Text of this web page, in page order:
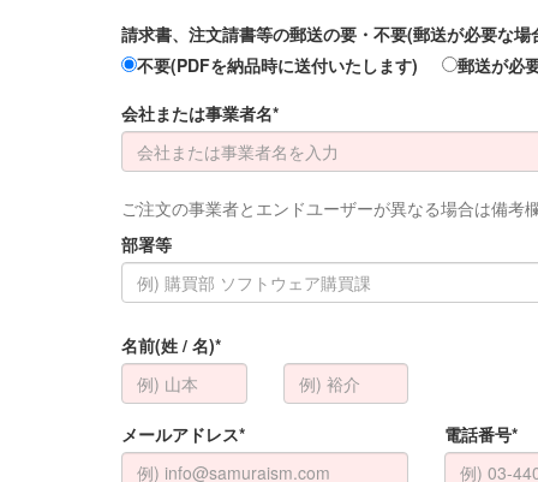
請求書、注文請書等の郵送の要・不要(郵送が必要な
不要(PDFを納品時に送付いたします)
郵送が必
会社または事業者名*
ご注文の事業者とエンドユーザーが異なる場合は備
部署等
名前(姓 / 名)*
メールアドレス* 電話番号*